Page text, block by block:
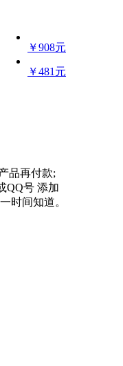
￥908元
￥481元
品再付款;
QQ号 添加
时间知道。